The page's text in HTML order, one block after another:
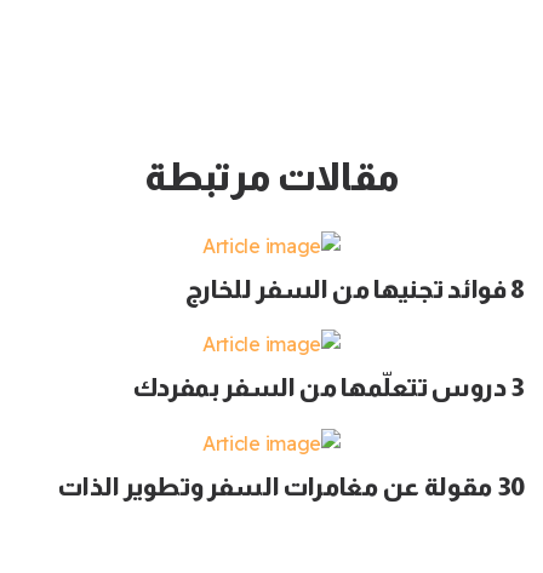
مقالات مرتبطة
8 فوائد تجنيها من السفر للخارج
3 دروس تتعلّمها من السفر بمفردك
30 مقولة عن مغامرات السفر وتطوير الذات